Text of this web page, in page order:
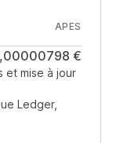
APES
€
et mise à jour
Ledger,